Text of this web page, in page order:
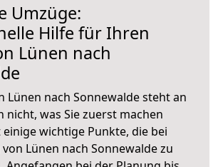
Umzüge:
Hilfe für Ihren
Lünen nach
Lünen nach Sonnewalde steht an
nicht, was Sie zuerst machen
einige wichtige Punkte, die bei
Lünen nach Sonnewalde zu